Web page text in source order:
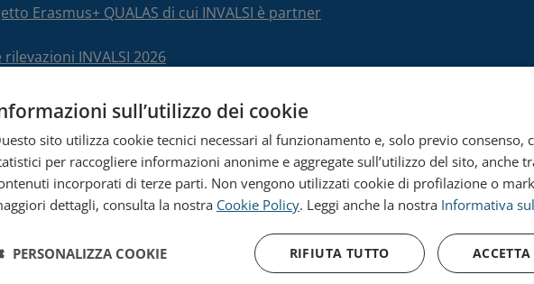
Erasmus+ QUALAS di cui INVALSI è partner
INVALSI 2026
sull’utilizzo dei cookie
sito utilizza cookie tecnici necessari al funzionamento e, solo previo consenso,
per raccogliere informazioni anonime e aggregate sull’utilizzo del sito, anche
incorporati di terze parti. Non vengono utilizzati cookie di profilazione o
dettagli, consulta la nostra Cookie Policy. Leggi anche la nostra Informativa
RIFIUTA TUTTO
PERSONALIZZA COOKIE